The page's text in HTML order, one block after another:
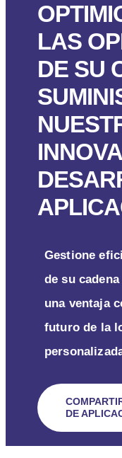
LAS
DE SU
Gestione
de su
una ventaja
futuro de la
DE